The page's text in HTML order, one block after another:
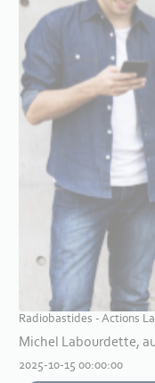
Radiobastides - Actions
Michel Labourdette,
2025-10-15 00:00:00